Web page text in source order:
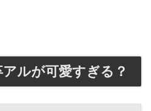
ルが可愛すぎる？